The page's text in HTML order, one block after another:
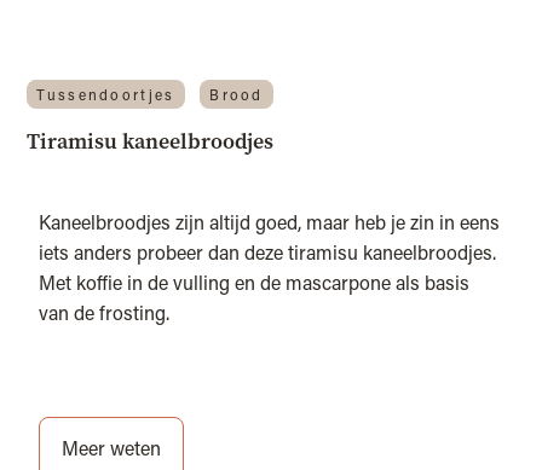
Tussendoortjes Brood
Tiramisu kaneelbroodjes
Kaneelbroodjes zijn altijd goed, maar heb je zin in eens
iets anders probeer dan deze tiramisu kaneelbroodjes.
Met koffie in de vulling en de mascarpone als basis
van de frosting.
Meer weten